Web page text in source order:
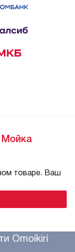
Мойка
товаре. Ваш
Omoikiri